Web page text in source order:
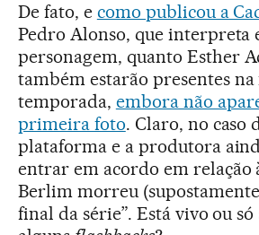
De fato, e como publicou a
Pedro Alonso, que interpreta
personagem, quanto Esther
também estarão presentes na
temporada, embora não
primeira foto. Claro, no caso
plataforma e a produtora
entrar em acordo em relação
Berlim morreu
final da série”. Está vivo ou